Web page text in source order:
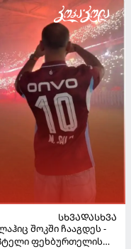
ᲡᲮᲕᲐᲓᲐᲡᲮᲕᲐ
შოკში ჩააგდეს -
ფეხბურთელის